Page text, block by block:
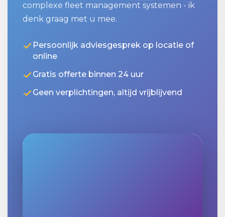
complexe fleet management systemen - ik
denk graag met u mee.
Persoonlijk adviesgesprek op locatie of
online
Gratis offerte binnen 24 uur
Geen verplichtingen, altijd vrijblijvend